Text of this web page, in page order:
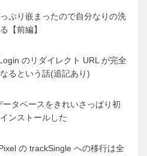
ぷり嵌まったので自分なりの洗
【前編】
のリダイレクト URL が完全
るという話(追記あり)
ータベースをきれいさっぱり初
ンストールした
の trackSingle への移行は全